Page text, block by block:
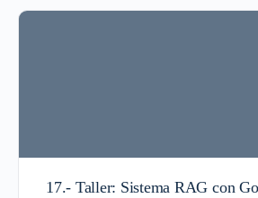
17.- Taller: Sistema RAG con